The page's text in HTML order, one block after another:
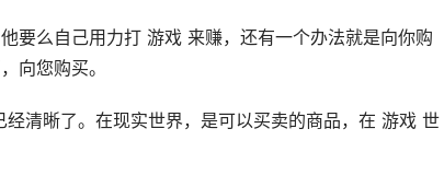
要么自己用力打 游戏 来赚，还有一个办法就是向你购
向您购买。
清晰了。在现实世界，是可以买卖的商品，在 游戏 世